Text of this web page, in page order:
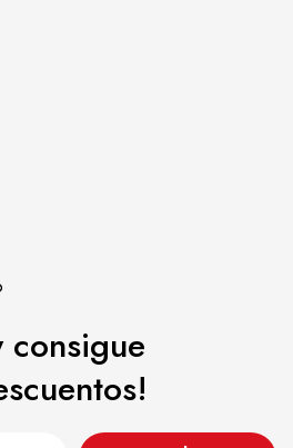
consigue